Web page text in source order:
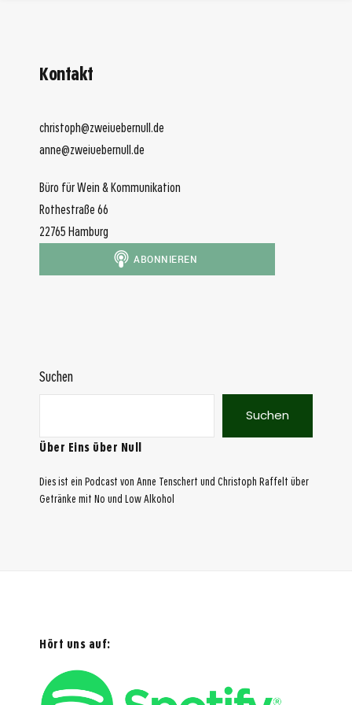
Kontakt
christoph@zweiuebernull.de
anne@zweiuebernull.de
Büro für Wein & Kommunikation
Rothestraße 66
22765 Hamburg
Suchen
Suchen
Über Eins über Null
Dies ist ein Podcast von Anne Tenschert und Christoph Raffelt über
Getränke mit No und Low Alkohol
Hört uns auf: